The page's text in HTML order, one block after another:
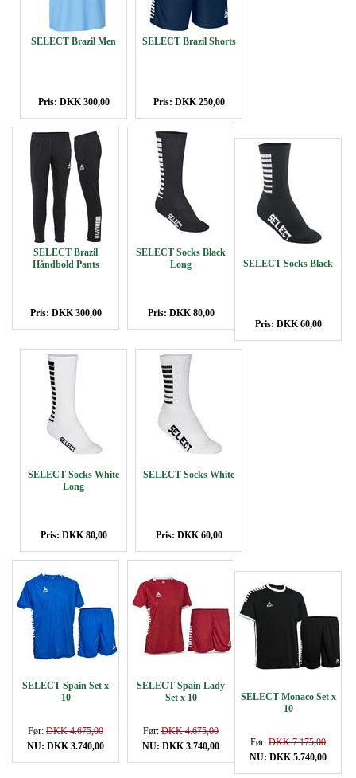
SELECT Brazil Men
Pris: DKK 300,00
SELECT Brazil Shorts
Pris: DKK 250,00
SELECT Brazil
Håndbold Pants
Pris: DKK 300,00
SELECT Socks Black
Long
Pris: DKK 80,00
SELECT Socks Black
Pris: DKK 60,00
SELECT Socks White
Long
Pris: DKK 80,00
SELECT Socks White
Pris: DKK 60,00
SELECT Spain Set x
10
Før: DKK 4.675,00
NU: DKK 3.740,00
SELECT Spain Lady
Set x 10
Før: DKK 4.675,00
NU: DKK 3.740,00
SELECT Monaco Set x
10
Før: DKK 7.175,00
NU: DKK 5.740,00